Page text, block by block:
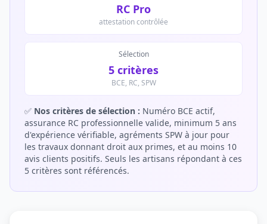
RC Pro
attestation contrôlée
Sélection
5 critères
BCE, RC, SPW
✅ Nos critères de sélection : Numéro BCE actif,
assurance RC professionnelle valide, minimum 5 ans
d'expérience vérifiable, agréments SPW à jour pour
les travaux donnant droit aux primes, et au moins 10
avis clients positifs. Seuls les artisans répondant à ces
5 critères sont référencés.